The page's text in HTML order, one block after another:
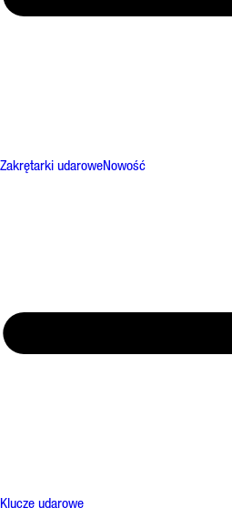
Zakrętarki udaroweNowość
Klucze udarowe